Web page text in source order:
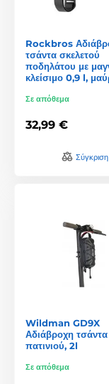
Rockbros
τσάντα σκελετού
ποδηλάτου με
κλείσιμο 0,9 l,
Σε απόθεμα
32,99 €
Σύγκριση
Wildman GD9X
Αδιάβροχη τσάντα
πατινιού, 2l
Σε απόθεμα